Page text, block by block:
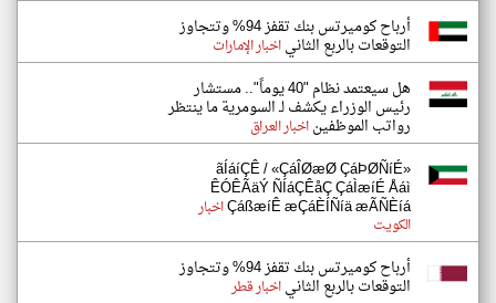
أرباح كوميرتس بنك تقفز 94% وتتجاوز
التوقعات بالربع الثانياخبار الإمارات
هل سيعتمد نظام "40 يوماً".. مستشار
رئيس الوزراء يكشف لـ السومرية ما ينتظر
رواتب الموظفيناخبار العراق
ãÍáíÇÊ / «ÇáÎØæØ ÇáÞØÑíÉ»
ÊÓÊÃäÝ ÑÍáÇÊåÇ ÇáÌæíÉ Åáì
ÇáßæíÊ æÇáÈÍÑíä æÃÑÈíáاخبار
الكويت
أرباح كوميرتس بنك تقفز 94% وتتجاوز
التوقعات بالربع الثانياخبار قطر